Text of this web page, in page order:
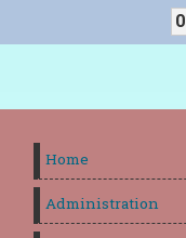
0
Home
Administration